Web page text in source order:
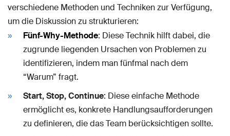
verschiedene Methoden und Techniken zur Verfügung,
um die Diskussion zu strukturieren:
Fünf-Why-Methode: Diese Technik hilft dabei, die
zugrunde liegenden Ursachen von Problemen zu
identifizieren, indem man fünfmal nach dem
“Warum” fragt.
Start, Stop, Continue: Diese einfache Methode
ermöglicht es, konkrete Handlungsaufforderungen
zu definieren, die das Team berücksichtigen sollte.